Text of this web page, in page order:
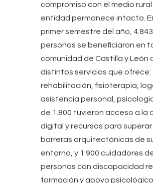
compromiso con el medio rural
entidad permanece intacto.
primer semestre del año, 4.843
personas se beneficiaron en
comunidad de Castilla y León
distintos servicios que ofrece:
rehabilitación, fisioterapia,
asistencia personal,
de 1.800 tuvieron acceso a la
digital y recursos para superar
barreras arquitectónicas de
entorno, y 1.900 cuidadores
personas con discapacidad
formación y apoyo